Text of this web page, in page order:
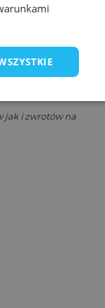
jak i zwrotów na